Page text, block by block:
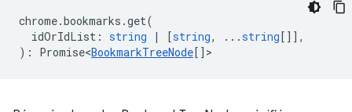
chrome.bookmarks .get(
idOrIdList : string | [string, ...string []],
) : Promise<BookmarkTreeNode [] >